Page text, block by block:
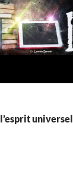
universel